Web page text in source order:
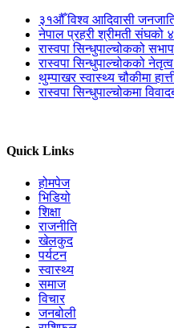
३१औँ विश्व आदिवासी
नेपाल प्रहरी श्रीमती संघको
रास्वपा सिन्धुपाल्चोकको
रास्वपा सिन्धुपाल्चोकको
थुम्पाखर स्वास्थ्य चौकीमा
रास्वपा सिन्धुपाल्चोकमा
Quick Links
होमपेज
भिडियो
शिक्षा
राजनीति
खेलकुद
पर्यटन
स्वास्थ्य
समाज
विचार
जनबोली